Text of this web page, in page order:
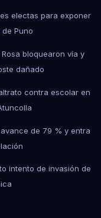
electas para exponer
Puno
bloquearon vía y
dañado
contra escolar en
de 79 % y entra
intento de invasión de